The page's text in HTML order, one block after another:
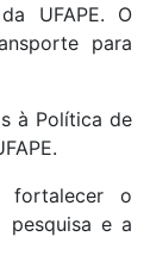
UFAPE. O
para
à Política de
fortalecer o
pesquisa e a